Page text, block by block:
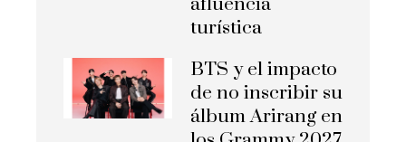
turística
BTS y el impacto
de no inscribir su
álbum Arirang en